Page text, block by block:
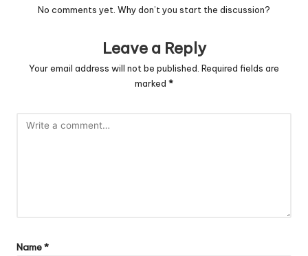
No comments yet. Why don’t you start the discussion?
Leave a Reply
Your email address will not be published. Required fields are
marked *
Name*